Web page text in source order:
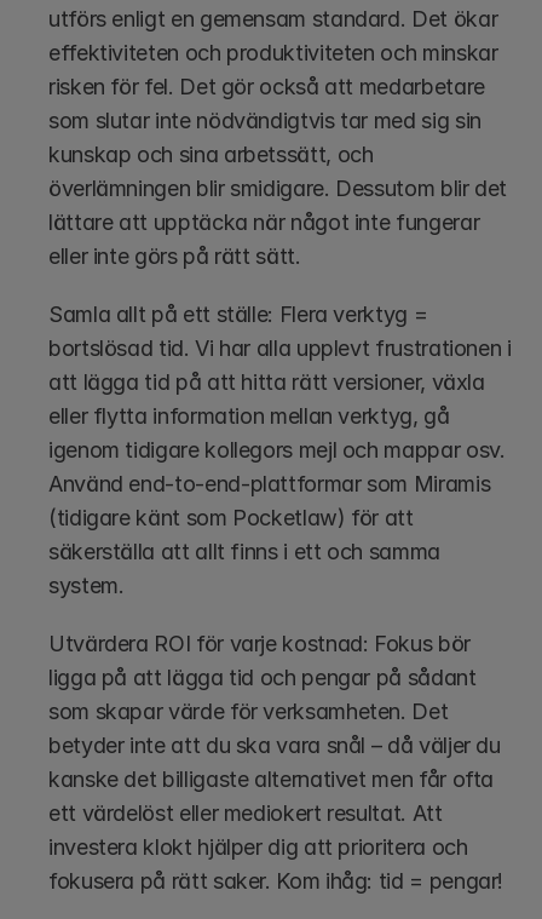
utförs enligt en gemensam standard. Det ökar
effektiviteten och produktiviteten och minskar
risken för fel. Det gör också att medarbetare
som slutar inte nödvändigtvis tar med sig sin
kunskap och sina arbetssätt, och
överlämningen blir smidigare. Dessutom blir det
lättare att upptäcka när något inte fungerar
eller inte görs på rätt sätt.
Samla allt på ett ställe: Flera verktyg =
bortslösad tid. Vi har alla upplevt frustrationen i
att lägga tid på att hitta rätt versioner, växla
eller flytta information mellan verktyg, gå
igenom tidigare kollegors mejl och mappar osv.
Använd end-to-end-plattformar som Miramis
(tidigare känt som Pocketlaw) för att
säkerställa att allt finns i ett och samma
system.
Utvärdera ROI för varje kostnad: Fokus bör
ligga på att lägga tid och pengar på sådant
som skapar värde för verksamheten. Det
betyder inte att du ska vara snål – då väljer du
kanske det billigaste alternativet men får ofta
ett värdelöst eller mediokert resultat. Att
investera klokt hjälper dig att prioritera och
fokusera på rätt saker. Kom ihåg: tid = pengar!